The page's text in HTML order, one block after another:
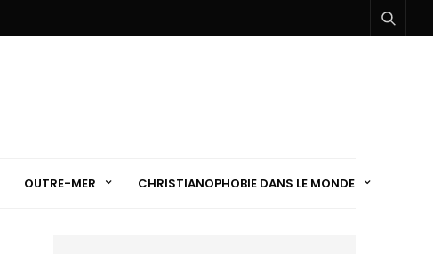
OUTRE-MER CHRISTIANOPHOBIE DANS LE MONDE